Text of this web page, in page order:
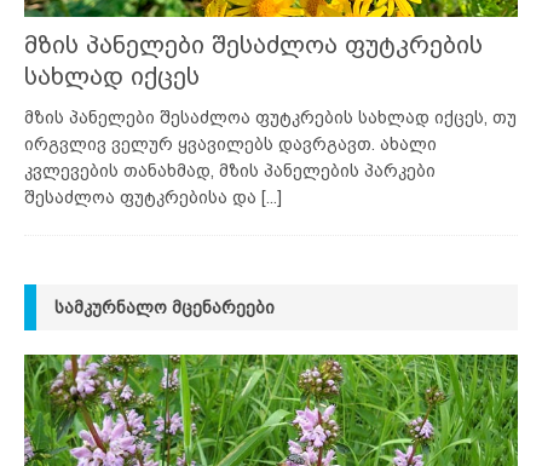
მზის პანელები შესაძლოა ფუტკრების
სახლად იქცეს
მზის პანელები შესაძლოა ფუტკრების სახლად იქცეს, თუ
ირგვლივ ველურ ყვავილებს დავრგავთ. ახალი
კვლევების თანახმად, მზის პანელების პარკები
შესაძლოა ფუტკრებისა და [...]
ᲡᲐᲛᲙᲣᲠᲜᲐᲚᲝ ᲛᲪᲔᲜᲐᲠᲔᲔᲑᲘ